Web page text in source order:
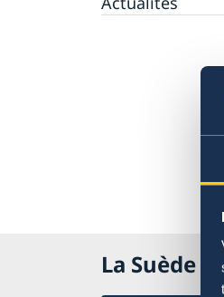
Politique de
La Suède